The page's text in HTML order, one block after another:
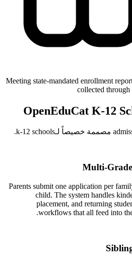
Meeting state-mandated enrollment
collected through
Multi-
Parents submit one application per
child. The system handles
placement, and returning
workflows that all feed into